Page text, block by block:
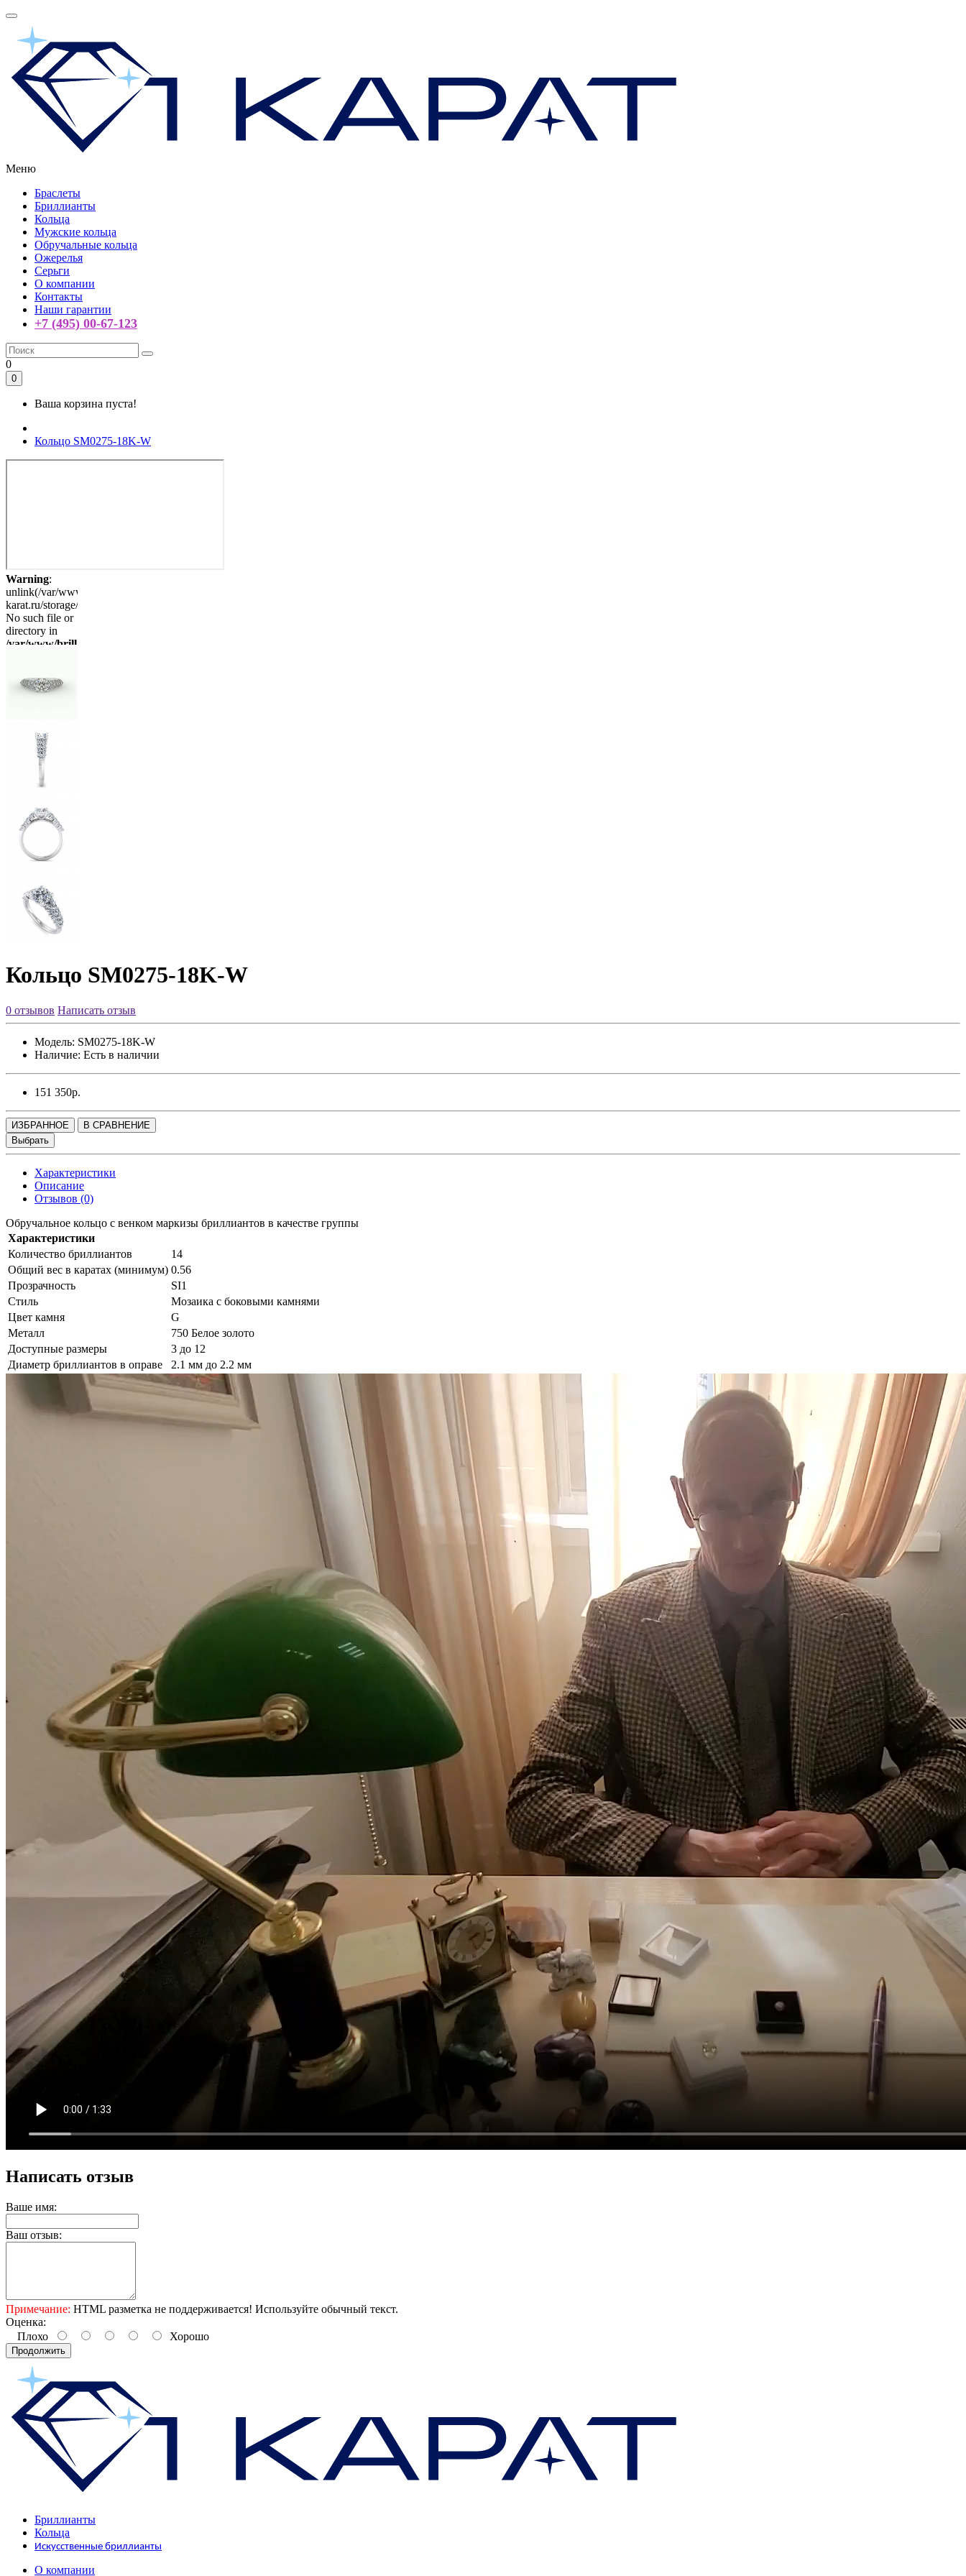
Меню
Браслеты
Бриллианты
Кольца
Мужские кольца
Обручальные кольца
Ожерелья
Серьги
О компании
Контакты
Наши гарантии
+7 (495) 00-67-123
0
0
Ваша корзина пуста!
Кольцо SM0275-18K-W
Кольцо SM0275-18K-W
0 отзывов Написать отзыв
Модель: SM0275-18K-W
Наличие: Есть в наличии
151 350р.
ИЗБРАННОЕ
В СРАВНЕНИЕ
Выбрать
Характеристики
Описание
Отзывов (0)
Обручальное кольцо с венком маркизы бриллиантов в качестве группы
Характеристики
Количество бриллиантов
14
Общий вес в каратах (минимум) 0.56
Прозрачность
SI1
Стиль
Мозаика с боковыми камнями
Цвет камня
G
Металл
750 Белое золото
Доступные размеры
3 до 12
Диаметр бриллиантов в оправе
2.1 мм до 2.2 мм
Написать отзыв
Ваше имя:
Ваш отзыв:
Примечание: HTML разметка не поддерживается! Используйте обычный текст.
Оценка:
Плохо
Хорошо
Продолжить
Бриллианты
Кольца
Искусственные бриллианты
О компании